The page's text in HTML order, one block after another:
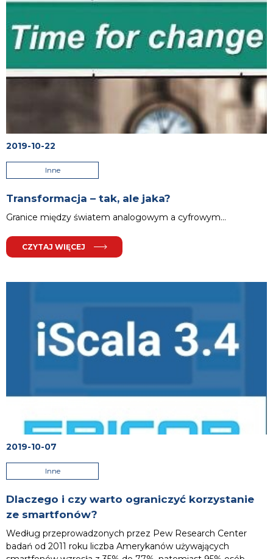
2019-10-22
Inne
Transformacja – tak, ale jaka?
Granice między światem analogowym a cyfrowym...
CZYTAJ WIĘCEJ
2019-10-07
Inne
Dlaczego i czy warto ograniczyć korzystanie
ze smartfonów?
Według przeprowadzonych przez Pew Research Center
badań od 2011 roku liczba Amerykanów używających